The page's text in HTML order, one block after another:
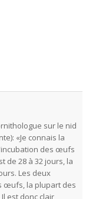
sur le nid
«Je connais la
des œufs
de 28 à 32 jours, la
Les deux
œufs, la plupart des
est donc clair